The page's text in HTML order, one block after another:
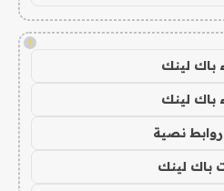
!
باك لينك
باك لينك
نصية
باك لينك